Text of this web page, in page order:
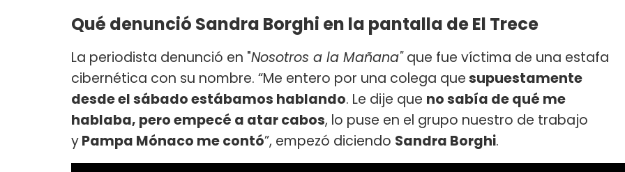
Qué denunció Sandra Borghi en la pantalla de El Trece
La periodista denunció en "Nosotros a la Mañana"que fue víctima de una estafa
cibernética con su nombre. “Me entero por una colega quesupuestamente
desde el sábado estábamos hablando. Le dije que no sabía de qué me
hablaba, pero empecé a atar cabos, lo puse en el grupo nuestro de trabajo
yPampa Mónaco me contó”, empezó diciendo Sandra Borghi.